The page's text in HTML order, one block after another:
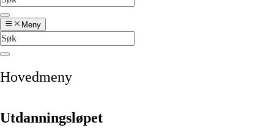
Meny
Hovedmeny
Utdanningsløpet